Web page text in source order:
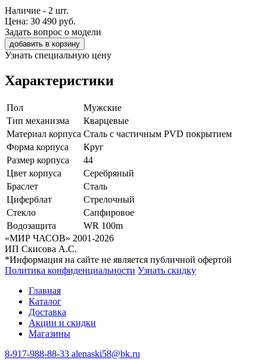
Наличие - 2 шт.
Цена: 30 490 руб.
Задать вопрос о модели
добавить в корзину
Узнать специальную цену
Характеристики
Пол
Мужские
Тип механизма
Кварцевые
Материал корпуса Сталь с частичным PVD покрытием
Форма корпуса
Круг
Размер корпуса
44
Цвет корпуса
Серебряный
Браслет
Сталь
Циферблат
Стрелочный
Стекло
Сапфировое
Водозащита
WR 100m
«МИР ЧАСОВ» 2001-2026
ИП Скисова А.С.
*Информация на сайте не является публичной офертой
Политика конфиденциальности Узнать скидку
Главная
Каталог
Доставка
Акции и скидки
Магазины
8-917-988-88-33 alenaski58@bk.ru